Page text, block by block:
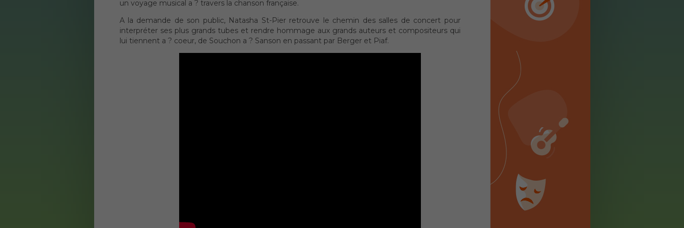
un voyage musical a ? travers la chanson française.
A la demande de son public, Natasha St-Pier retrouve le chemin des salles de concert pour
interpréter ses plus grands tubes et rendre hommage aux grands auteurs et compositeurs qui
lui tiennent a ? coeur, de Souchon a ? Sanson en passant par Berger et Piaf.